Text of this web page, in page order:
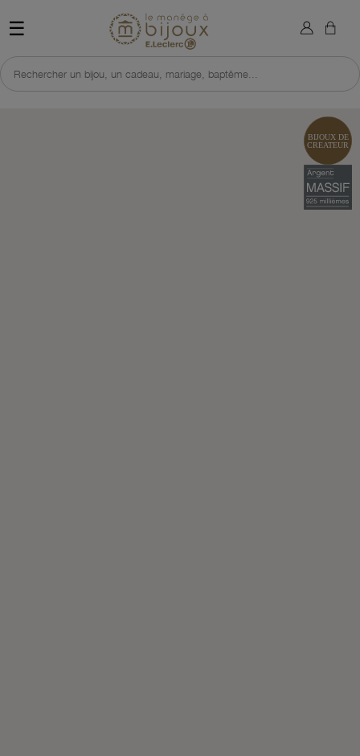
☰ Retour à l'accueil du site
Rechercher un bijou, un cadeau, mariage, baptême...
×